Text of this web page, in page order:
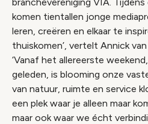
komen tientallen jonge
leren, creëren en elkaar te
thuiskomen’, vertelt Annick
‘Vanaf het allereerste
geleden, is blooming onze
van natuur, ruimte en service
een plek waar je alleen maar
maar ook waar we écht